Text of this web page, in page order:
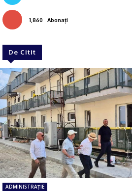
1,860 Abonați
De Citit
ADMINISTRAŢIE